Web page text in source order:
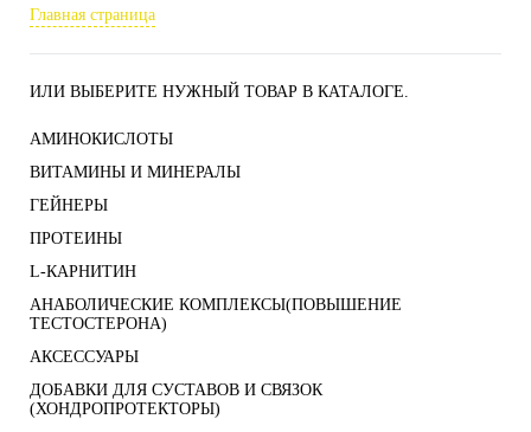
Главная страница
ИЛИ ВЫБЕРИТЕ НУЖНЫЙ ТОВАР В КАТАЛОГЕ.
АМИНОКИСЛОТЫ
ВИТАМИНЫ И МИНЕРАЛЫ
ГЕЙНЕРЫ
ПРОТЕИНЫ
L-КАРНИТИН
АНАБОЛИЧЕСКИЕ КОМПЛЕКСЫ(ПОВЫШЕНИЕ
ТЕСТОСТЕРОНА)
АКСЕССУАРЫ
ДОБАВКИ ДЛЯ СУСТАВОВ И СВЯЗОК
(ХОНДРОПРОТЕКТОРЫ)